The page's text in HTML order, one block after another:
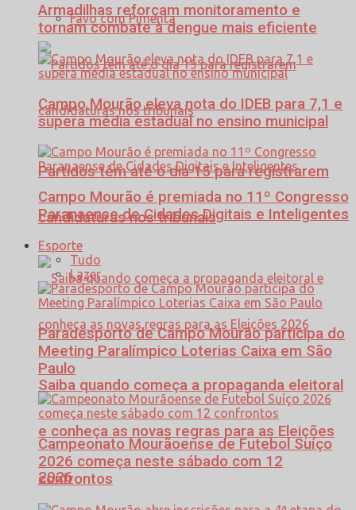
Favo com Pimenta
Partidos têm até o dia 15 para registrarem
candidaturas nos tribunais
Saiba quando começa a propaganda eleitoral
e conheça as novas regras para as Eleições
2026
Armadilhas reforçam monitoramento e
tornam combate à dengue mais eficiente
Campo Mourão eleva nota do IDEB para 7,1 e
supera média estadual no ensino municipal
Campo Mourão é premiada no 11º Congresso
Paranaense de Cidades Digitais e Inteligentes
Esporte
Tudo
Lazer
Paradesporto de Campo Mourão participa do
Meeting Paralímpico Loterias Caixa em São
Paulo
Campeonato Mourãoense de Futebol Suíço
2026 começa neste sábado com 12
confrontos